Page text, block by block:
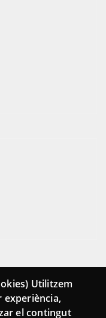
Utilitzem
experiència,
el contingut